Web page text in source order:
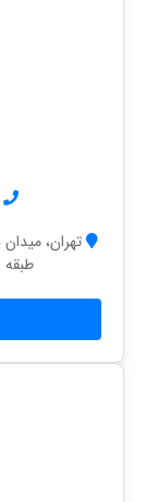
طبقه 4 واحد 7 دندانپزشکی دکتر توسلی